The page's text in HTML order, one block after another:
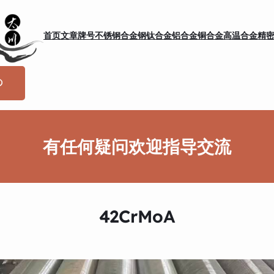
首页文章牌号不锈钢合金钢钛合金铝合金铜合金高温合金精
有任何疑问欢迎指导交流
42CrMoA